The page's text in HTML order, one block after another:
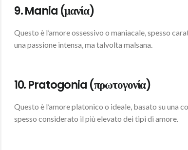
9. Mania (μανία)
Questo è l’amore ossessivo o maniacale, spesso
una passione intensa, ma talvolta malsana.
10. Pratogonia (πρωτογονία)
Questo è l’amore platonico o ideale, basato su una
spesso considerato il più elevato dei tipi di amore.